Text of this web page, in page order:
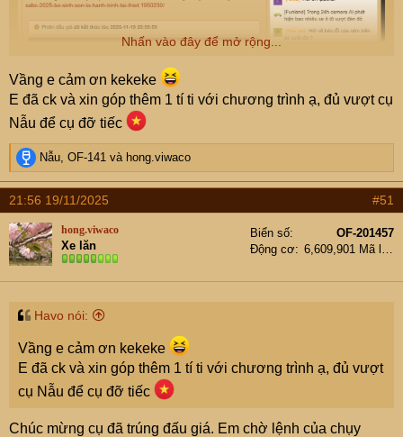
Nhấn vào đây để mở rộng...
Vầng e cảm ơn kekeke
E đã ck và xin góp thêm 1 tí ti với chương trình ạ, đủ vượt cụ
Nẫu để cụ đỡ tiếc
R
e
a
c
t
i
o
n
s
Nẫu OF-141 và hong.viwaco
21:56 19/11/2025 #51
hong.viwaco
Xe lăn
Biển số
OF-201457
Động cơ
Havo nói:
Vầng e cảm ơn kekeke
E đã ck và xin góp thêm 1 tí ti với chương trình ạ, đủ vượt
cụ Nẫu để cụ đỡ tiếc
Chúc mừng cụ đã trúng đấu giá. Em chờ lệnh của chụy